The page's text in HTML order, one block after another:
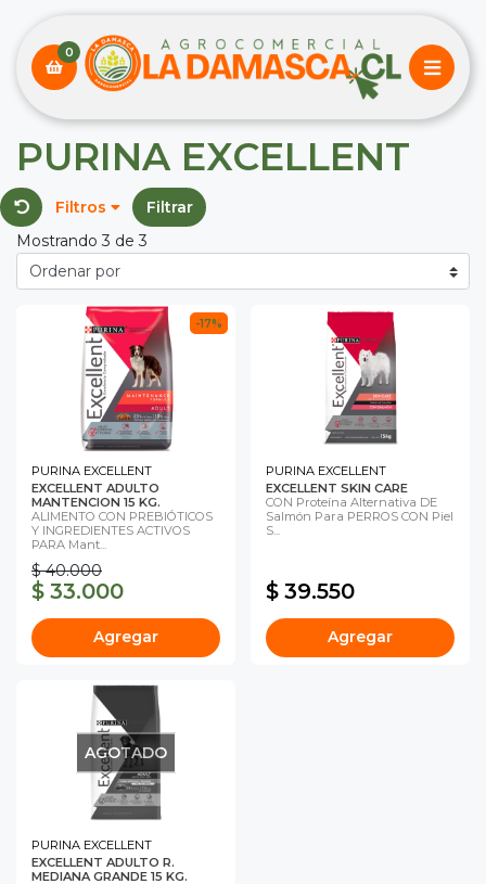
0
PURINA EXCELLENT
Filtros
Filtrar
Mostrando 3 de 3
-17%
PURINA EXCELLENT
EXCELLENT ADULTO
MANTENCION 15 KG.
ALIMENTO CON PREBIÓTICOS
Y INGREDIENTES ACTIVOS
PARA Mant...
$ 40.000
$ 33.000
Agregar
PURINA EXCELLENT
EXCELLENT SKIN CARE
CON Proteína Alternativa DE
Salmón Para PERROS CON Piel
S...
$ 39.550
Agregar
AGOTADO
PURINA EXCELLENT
EXCELLENT ADULTO R.
MEDIANA GRANDE 15 KG.